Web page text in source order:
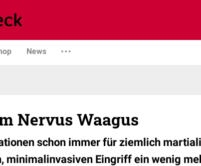
News
Nervus Waagus
schon immer für ziemlich
minimalinvasiven Eingriff ein wenig